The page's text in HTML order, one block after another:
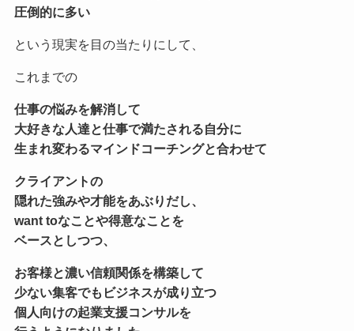
圧倒的に多い
という現実を目の当たりにして、
これまでの
仕事の悩みを解消して
大好きな人達と仕事で満たされる自分に
生まれ変わるマインドコーチングと合わせて
クライアントの
隠れた強みや才能をあぶりだし、
want toなことや得意なことを
ベースとしつつ、
お客様と濃い信頼関係を構築して
少ない集客でもビジネスが成り立つ
個人向けの起業支援コンサルを